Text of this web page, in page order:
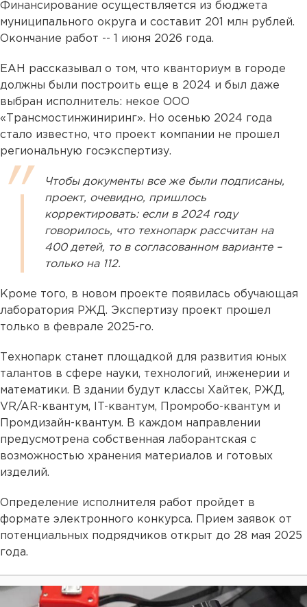
Финансирование осуществляется из бюджета
муниципального округа и составит 201 млн рублей.
Окончание работ -- 1 июня 2026 года.
ЕАН рассказывал о том, что кванториум в городе
должны были построить еще в 2024 и был даже
выбран исполнитель: некое ООО
«Трансмостинжиниринг». Но осенью 2024 года
стало известно, что проект компании не прошел
региональную госэкспертизу.
Чтобы документы все же были подписаны,
проект, очевидно, пришлось
корректировать: если в 2024 году
говорилось, что технопарк рассчитан на
400 детей, то в согласованном варианте –
только на 112.
Кроме того, в новом проекте появилась обучающая
лаборатория РЖД. Экспертизу проект прошел
только в феврале 2025-го.
Технопарк станет площадкой для развития юных
талантов в сфере науки, технологий, инженерии и
математики. В здании будут классы Хайтек, РЖД,
VR/AR-квантум, IT-квантум, Промробо-квантум и
Промдизайн-квантум. В каждом направлении
предусмотрена собственная лаборантская с
возможностью хранения материалов и готовых
изделий.
Определение исполнителя работ пройдет в
формате электронного конкурса. Прием заявок от
потенциальных подрядчиков открыт до 28 мая 2025
года.